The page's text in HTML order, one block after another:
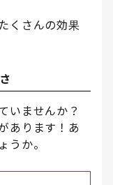
くさんの効果
いませんか？
あります！あ
うか。